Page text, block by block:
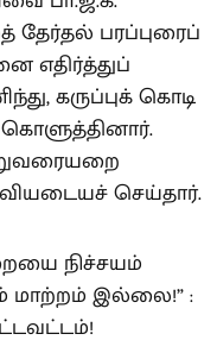
பரப்புரைப்
எதிர்த்துப்
கருப்புக் கொடி
செய்தார்.